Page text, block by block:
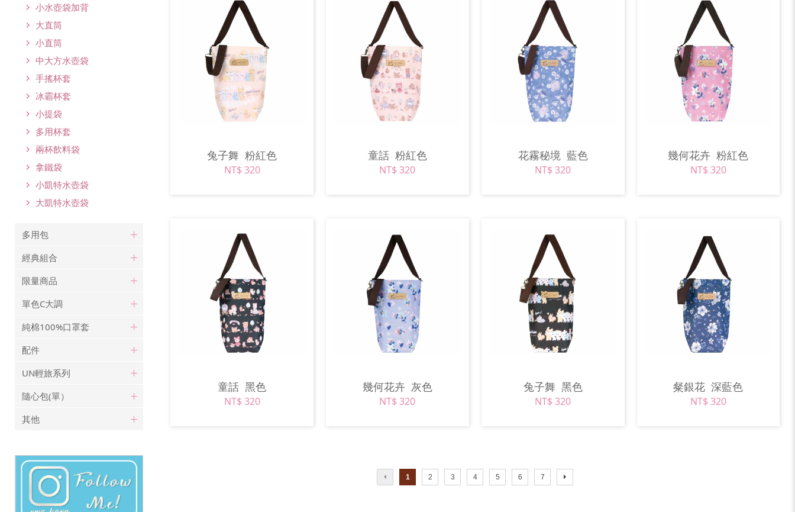
小水壺袋加背
大直筒
小直筒
中大方水壺袋
手搖杯套
冰霸杯套
小提袋
多用杯套
兩杯飲料袋
拿鐵袋
小凱特水壺袋
大凱特水壺袋
多用包
經典組合
限量商品
單色C大調
純棉100%口罩套
配件
UN輕旅系列
隨心包(單）
其他
兔子舞粉紅色
NT$ 320
童話 粉紅色
NT$ 320
花霧秘境 藍色
NT$ 320
幾何花卉粉紅色
NT$ 320
童話黑色
NT$ 320
幾何花卉 灰色
NT$ 320
兔子舞 黑色
NT$ 320
粲銀花深藍色
NT$ 320
1 2 3 4 5 6 7